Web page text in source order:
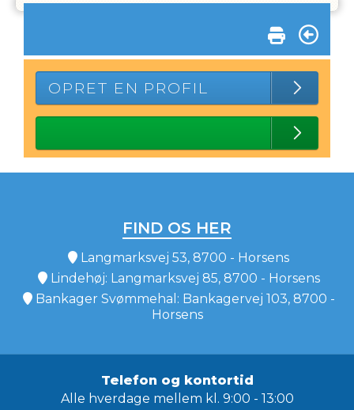
OPRET EN PROFIL
FIND OS HER
Langmarksvej 53, 8700 - Horsens
Lindehøj: Langmarksvej 85, 8700 - Horsens
Bankager Svømmehal: Bankagervej 103, 8700 -
Horsens
Telefon og kontortid
Alle hverdage mellem kl. 9:00 - 13:00